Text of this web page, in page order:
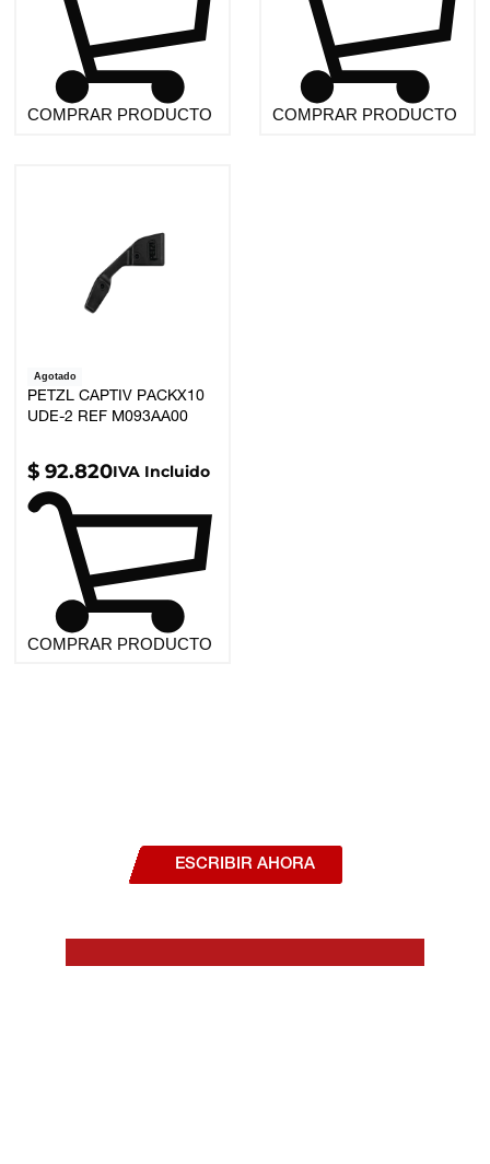
COMPRAR PRODUCTO COMPRAR PRODUCTO
Agotado
PETZL CAPTIV PACKX10
UDE-2 REF M093AA00
$ 92.820IVA Incluido
COMPRAR PRODUCTO
ESCRIBIR AHORA